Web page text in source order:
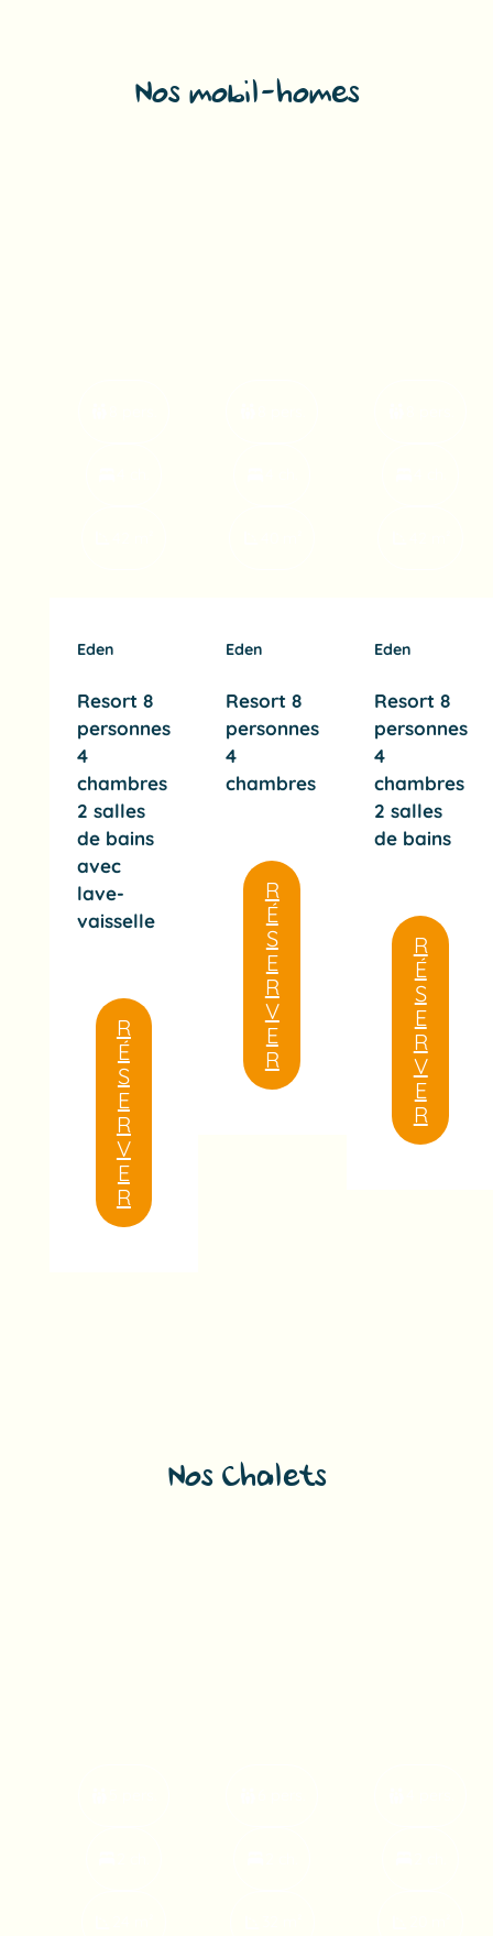
Nos mobil-homes
Eden
Resort 8
personnes
4
chambres
2 salles
de bains
avec
lave-
vaisselle
R
É
S
E
R
V
E
R
Eden
Resort 8
personnes
4
chambres
R
É
S
E
R
V
E
R
Eden
Resort 8
personnes
4
chambres
2 salles
de bains
R
É
S
E
R
V
E
R
Nos Chalets